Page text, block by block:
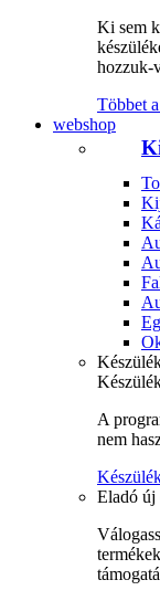
Ki sem
hozzuk-
Többet
webshop
A
nem
Eladó új